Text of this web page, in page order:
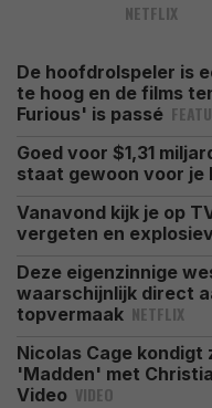
NETFLIX
De hoofdrolspeler is
te hoog en de films
Furious' is passé
Goed voor $1,31
staat gewoon voor je
Vanavond kijk je op
vergeten en
Deze eigenzinnige
waarschijnlijk direct
topvermaak NETFLIX
Nicolas Cage
'Madden' met
Video VIDEO